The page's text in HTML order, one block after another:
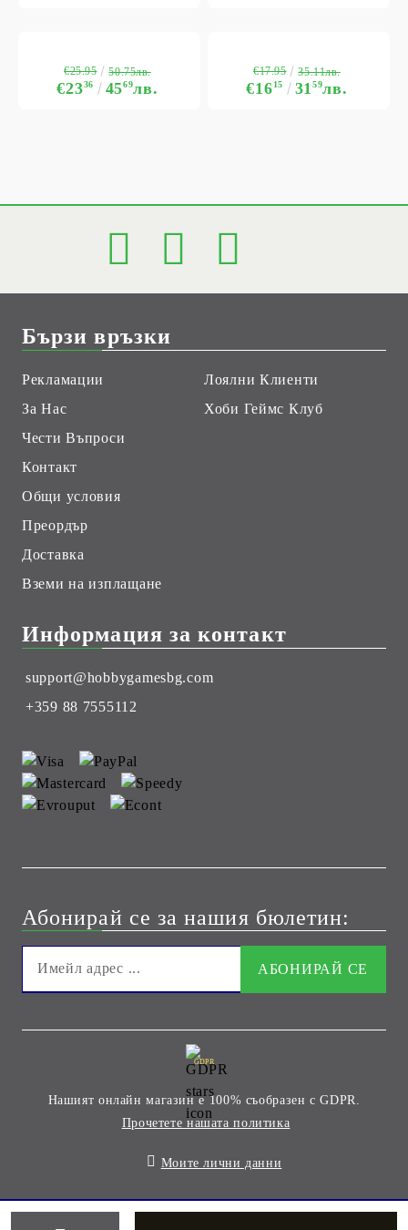
€2336 4569лв.
€25.95 50.75лв.
€1615 3159лв.
€17.95 35.11лв.
Бързи връзки
Рекламации
За Нас
Чести Въпроси
Контакт
Общи условия
Преордър
Доставка
Вземи на изплащане
Лоялни Клиенти
Хоби Геймс Клуб
Информация за контакт
support@hobbygamesbg.com
+359 88 7555112
Абонирай се за нашия бюлетин:
GDPR
Нашият онлайн магазин е 100% съобразен с GDPR.
Прочетете нашата политика
Моите лични данни